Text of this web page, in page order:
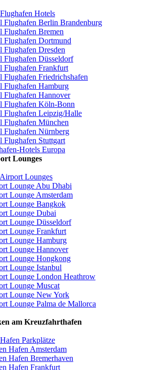
Hotels
Flughafen Berlin Brandenburg
Flughafen Bremen
Flughafen Dortmund
Flughafen Dresden
Flughafen Düsseldorf
Flughafen Frankfurt
Flughafen Friedrichshafen
Flughafen Hamburg
Flughafen Hannover
Flughafen Köln-Bonn
Flughafen Leipzig/Halle
Flughafen München
Flughafen Nürnberg
Flughafen Stuttgart
Hotels Europa
Lounges
Lounges
Lounge Abu Dhabi
Lounge Amsterdam
Lounge Bangkok
Lounge Dubai
Lounge Düsseldorf
Lounge Frankfurt
Lounge Hamburg
Lounge Hannover
Lounge Hongkong
Lounge Istanbul
Lounge London Heathrow
Lounge Muscat
Lounge New York
Lounge Palma de Mallorca
am Kreuzfahrthafen
Parkplätze
Hafen Amsterdam
Hafen Bremerhaven
Hafen Frankfurt